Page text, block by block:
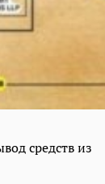
средств из